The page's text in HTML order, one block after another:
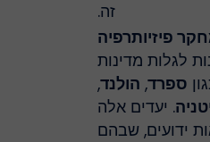
פיזיותרפיה
מדינות
ספרד,הולנד,
. יעדים אלה
שבהם